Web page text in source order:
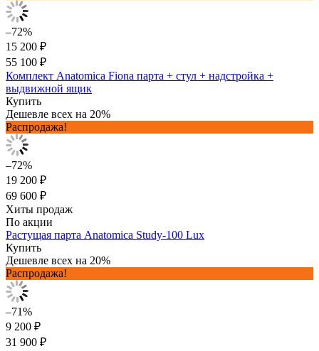
–72%
15 200 ₽
55 100 ₽
Комплект Anatomica Fiona парта + стул + надстройка +
выдвижной ящик
Купить
Дешевле всех на 20%
Распродажа!
–72%
19 200 ₽
69 600 ₽
Хиты продаж
По акции
Растущая парта Anatomica Study-100 Lux
Купить
Дешевле всех на 20%
Распродажа!
–71%
9 200 ₽
31 900 ₽